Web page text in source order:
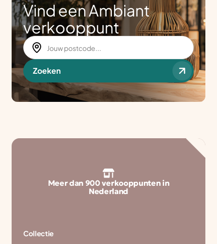
Vind een Ambiant
verkooppunt
Zoeken
Meer dan 900 verkooppunten in
Nederland
Collectie